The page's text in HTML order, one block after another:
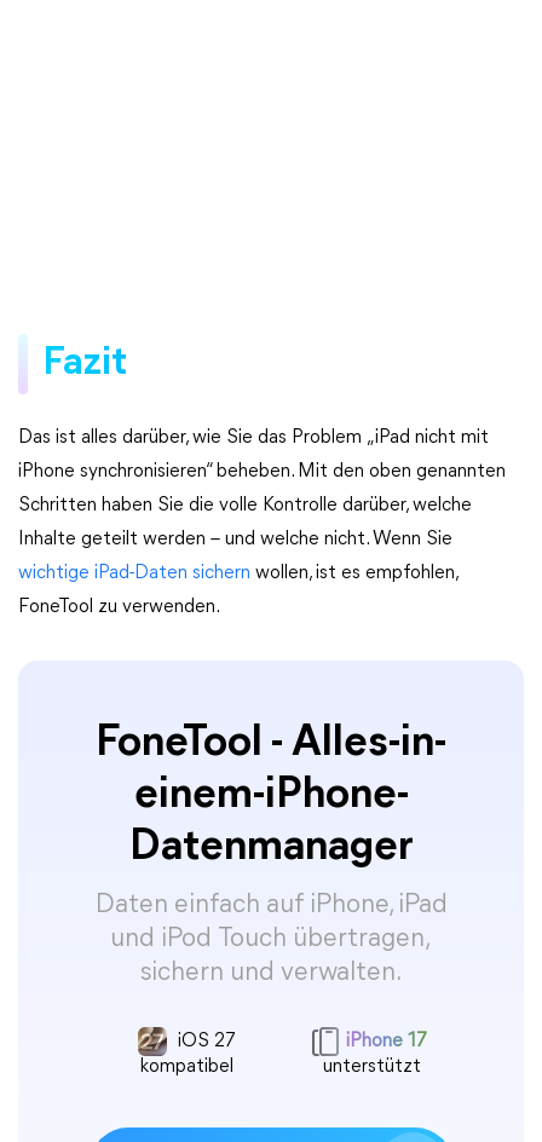
Fazit
Das ist alles darüber, wie Sie das Problem „iPad nicht mit
iPhone synchronisieren“ beheben. Mit den oben genannten
Schritten haben Sie die volle Kontrolle darüber, welche
Inhalte geteilt werden – und welche nicht. Wenn Sie
wichtige iPad-Daten sichern wollen, ist es empfohlen,
FoneTool zu verwenden.
FoneTool - Alles-in-
einem-iPhone-
Datenmanager
Daten einfach auf iPhone, iPad
und iPod Touch übertragen,
sichern und verwalten.
iOS 27
kompatibel
iPhone 17
unterstützt